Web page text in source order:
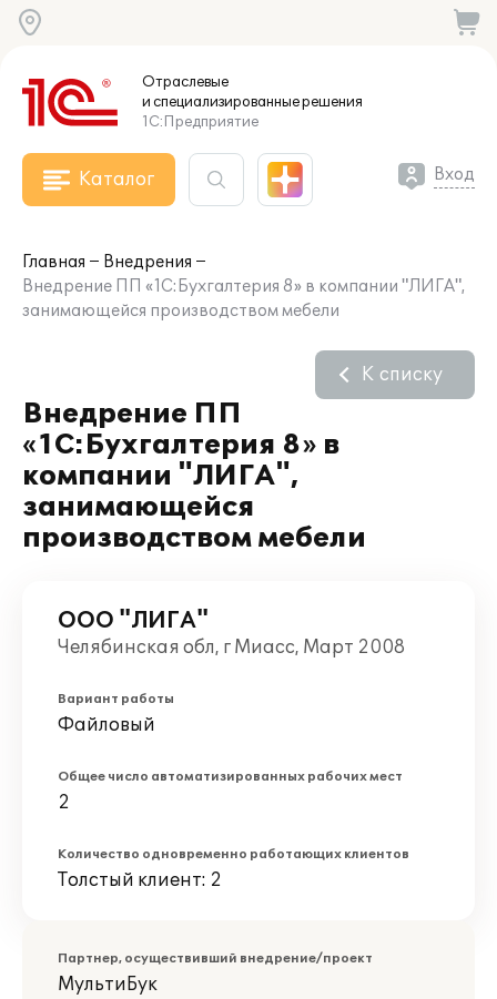
Отраслевые
и специализированныерешения
1С:Предприятие
Каталог Вход
Главная
Внедрения
Внедрение ПП «1С:Бухгалтерия 8» в компании "ЛИГА",
занимающейся производством мебели
Внедрение ПП
«1С:Бухгалтерия 8» в
компании "ЛИГА",
занимающейся
производством мебели
К списку
ООО "ЛИГА"
Челябинская обл, г Миасс, Март 2008
Вариант работы
Файловый
Общее число автоматизированных рабочих мест
2
Количество одновременно работающих клиентов
Толстый клиент: 2
Партнер, осуществивший внедрение/проект
МультиБук